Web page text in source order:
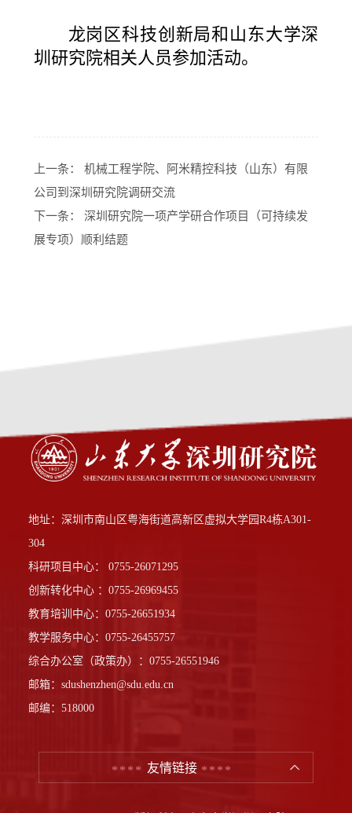
龙岗区科技创新局和山东大学深
圳研究院相关人员参加活动。
上一条： 机械工程学院、阿米精控科技（山东）有限
公司到深圳研究院调研交流
下一条： 深圳研究院一项产学研合作项目（可持续发
展专项）顺利结题
地址：深圳市南山区粤海街道高新区虚拟大学园R4栋A301-
304
科研项目中心： 0755-26071295
创新转化中心 ：0755-26969455
教育培训中心：0755-26651934
教学服务中心：0755-26455757
综合办公室（政策办）：0755-26551946
邮箱：sdushenzhen@sdu.edu.cn
邮编：518000
友情链接